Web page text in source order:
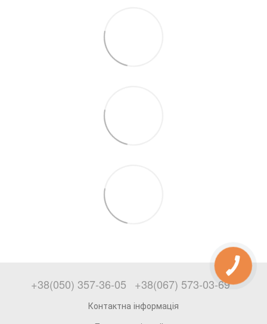
+38(050) 357-36-05 +38(067) 573-03-69
Контактна інформація